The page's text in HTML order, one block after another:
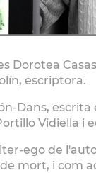
Dorotea
escriptora.
Dans,
Vidiella i
ego de
mort, i com